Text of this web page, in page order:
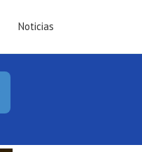
Noticias